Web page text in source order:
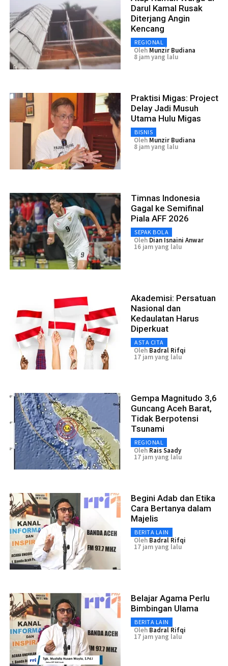
Darul Kamal Rusak
Diterjang Angin
Kencang
REGIONAL
Oleh Munzir Budiana
8 jam yang lalu
Praktisi Migas: Project
Delay Jadi Musuh
Utama Hulu Migas
BISNIS
Oleh Munzir Budiana
8 jam yang lalu
Timnas Indonesia
Gagal ke Semifinal
Piala AFF 2026
SEPAK BOLA
Oleh Dian Isnaini Anwar
16 jam yang lalu
Akademisi: Persatuan
Nasional dan
Kedaulatan Harus
Diperkuat
ASTA CITA
Oleh Badral Rifqi
17 jam yang lalu
Gempa Magnitudo 3,6
Guncang Aceh Barat,
Tidak Berpotensi
Tsunami
REGIONAL
Oleh Rais Saady
17 jam yang lalu
Begini Adab dan Etika
Cara Bertanya dalam
Majelis
BERITA LAIN
Oleh Badral Rifqi
17 jam yang lalu
Belajar Agama Perlu
Bimbingan Ulama
BERITA LAIN
Oleh Badral Rifqi
17 jam yang lalu